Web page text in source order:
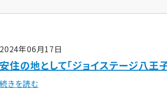
2024年06月17日
安住の地として「ジョイステージ八王
続きを読む